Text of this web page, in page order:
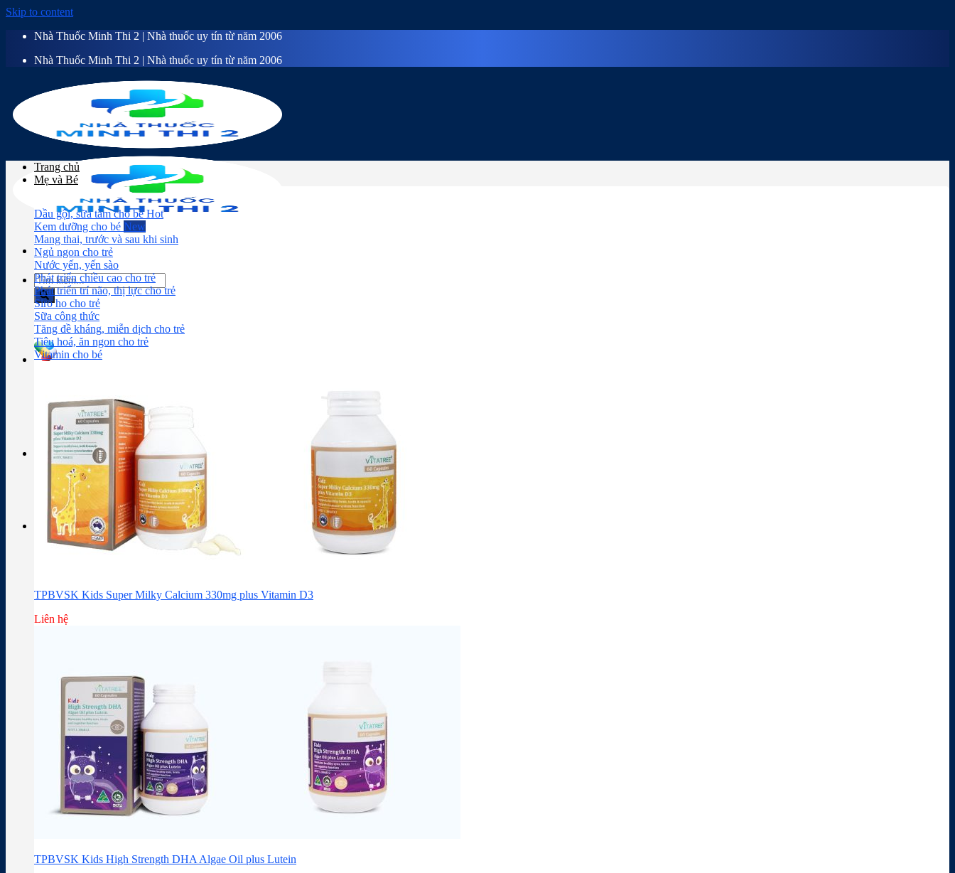
Skip to content
Nhà Thuốc Minh Thi 2 | Nhà thuốc uy tín từ năm 2006
Nhà Thuốc Minh Thi 2 | Nhà thuốc uy tín từ năm 2006
Sữa công thức Đồ dùng cho bé
Thành phần thuốc
Giỏ hàng
Giỏ hàng
Chưa có sản phẩm trong giỏ hàng.
Trang chủ
Mẹ và Bé
Dầu gội, sữa tắm cho bé
Kem dưỡng cho bé
Mang thai, trước và sau khi sinh
Ngủ ngon cho trẻ
Nước yến, yến sào
Phát triển chiều cao cho trẻ
Phát triển trí não, thị lực cho trẻ
Siro ho cho trẻ
Sữa công thức
Tăng đề kháng, miễn dịch cho trẻ
Tiêu hoá, ăn ngon cho trẻ
Vitamin cho bé
TPBVSK Kids Super Milky Calcium 330mg plus Vitamin D3
Liên hệ
TPBVSK Kids High Strength DHA Algae Oil plus Lutein